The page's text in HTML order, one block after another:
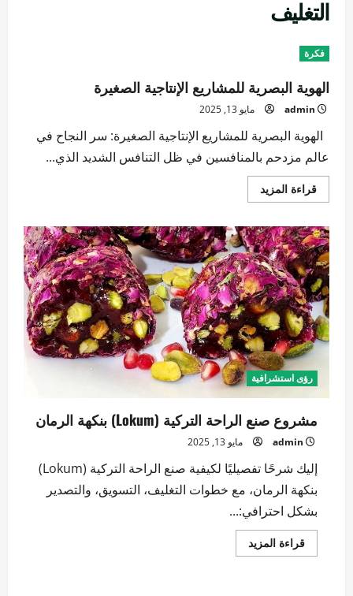
التغليف
فكرة
الهوية البصرية للمشاريع الإنتاجية الصغيرة
admin مايو 13, 2025
الهوية البصرية للمشاريع الإنتاجية الصغيرة: سر النجاح في
عالم مزدحم بالمنافسين في ظل التنافس الشديد الذي...
قراءة المزيداقرأ
المزيد
البصرية
للمشاريع
الإنتاجية
الصغيرة
رؤى استشرافية
مشروع صنع الراحة التركية (Lokum) بنكهة الرمان
admin مايو 13, 2025
إليك شرحًا تفصيليًا لكيفية صنع الراحة التركية (Lokum)
بنكهة الرمان، مع خطوات التغليف، التسويق، والتصدير
بشكل احترافي:...
قراءة المزيداقرأ
المزيد